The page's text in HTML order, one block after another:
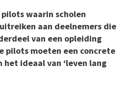
waarin scholen
aan deelnemers die
van een opleiding
pilots moeten een concrete
het ideaal van ‘leven lang